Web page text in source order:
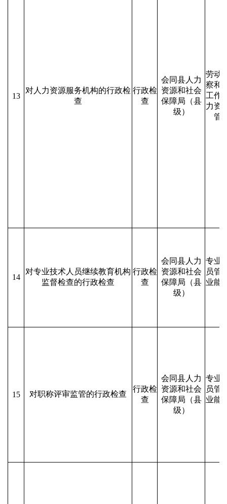
13
对人力资源服务机构的行政检
查
行政检
查
会同县人力
资源和社会
保障局（县
级）
劳动
察和
工作
力资
管
14
对专业技术人员继续教育机构
监督检查的行政检查
行政检
查
会同县人力
资源和社会
保障局（县
级）
专业
员管
业能
15 对职称评审监管的行政检查
行政检
查
会同县人力
资源和社会
保障局（县
级）
专业
员管
业能